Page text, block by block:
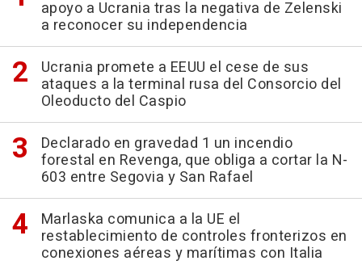
apoyo a Ucrania tras la negativa de Zelenski
a reconocer su independencia
Ucrania promete a EEUU el cese de sus
ataques a la terminal rusa del Consorcio del
Oleoducto del Caspio
Declarado en gravedad 1 un incendio
forestal en Revenga, que obliga a cortar la N-
603 entre Segovia y San Rafael
Marlaska comunica a la UE el
restablecimiento de controles fronterizos en
conexiones aéreas y marítimas con Italia